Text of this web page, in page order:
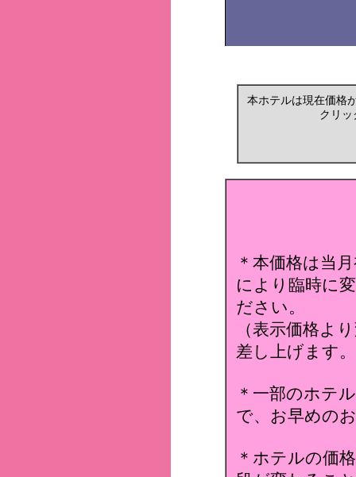
本ホテルは現在価格
クリッ
＊本価格は当
により臨時に
ださい。
（表示価格よ
差し上げます
＊一部のホテ
で、お早めの
＊ホテルの価